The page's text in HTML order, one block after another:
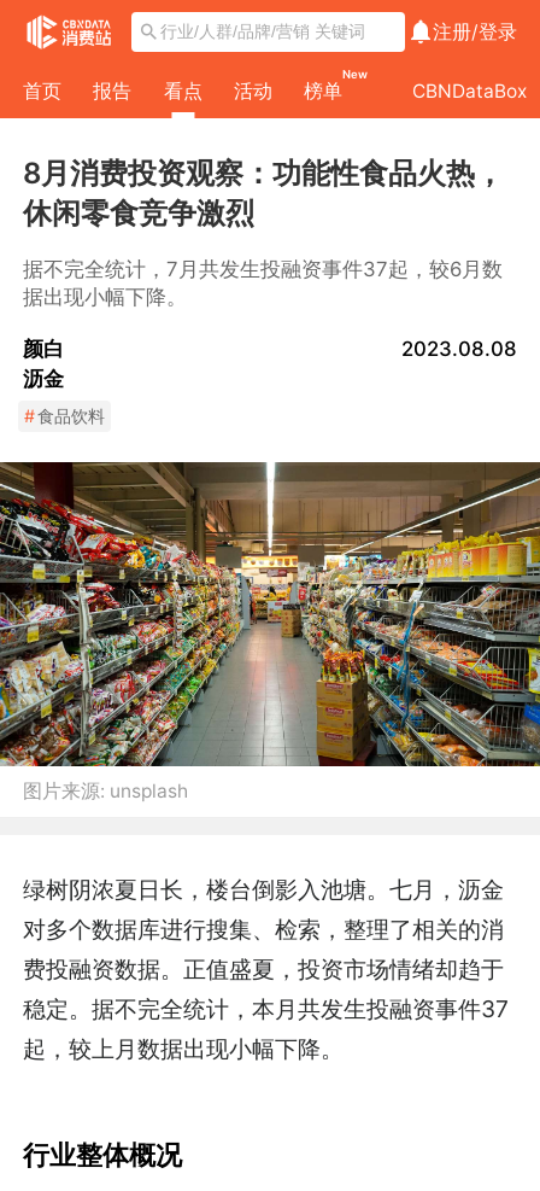
注册/登录
首页 报告 看点 活动 榜单
New
CBNDataBox
8月消费投资观察：功能性食品火热，
休闲零食竞争激烈
据不完全统计，7月共发生投融资事件37起，较6月数
据出现小幅下降。
颜白
沥金
2023.08.08
#食品饮料
图片来源: unsplash
绿树阴浓夏日长，楼台倒影入池塘。七月，沥金
对多个数据库进行搜集、检索，整理了相关的消
费投融资数据。正值盛夏，投资市场情绪却趋于
稳定。据不完全统计，本月共发生投融资事件37
起，较 上月数据出现小幅下降。
行业整体概况